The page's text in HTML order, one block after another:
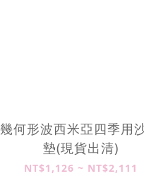
幾何形波西米亞四季用
墊(現貨出清)
NT$1,126 ~ NT$2,111